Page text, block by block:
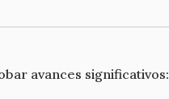
avances significativos: